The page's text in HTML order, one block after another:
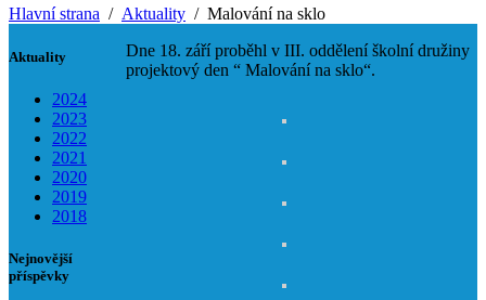
Hlavní strana Aktuality Malování na sklo
Aktuality
2024
2023
2022
2021
2020
2019
2018
Nejnovější
příspěvky
Dne 18. září proběhl v III. oddělení školní družiny
projektový den “ Malování na sklo“.